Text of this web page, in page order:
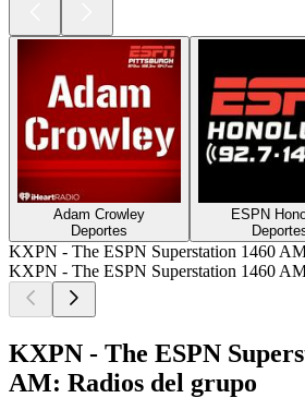
Adam Crowley
Deportes
ESPN
KXPN - The ESPN Superstation 1460
KXPN - The ESPN Superstation 1460
KXPN - The ESPN
AM: Radios del grupo